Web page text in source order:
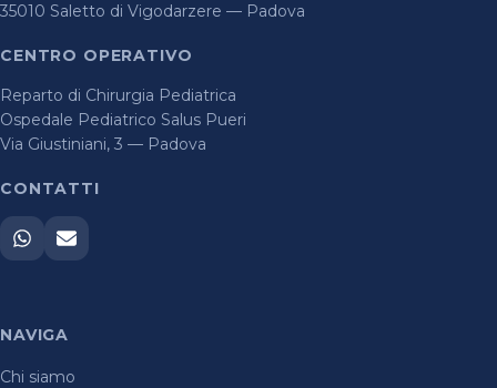
35010 Saletto di Vigodarzere — Padova
CENTRO OPERATIVO
Reparto di Chirurgia Pediatrica
Ospedale Pediatrico Salus Pueri
Via Giustiniani, 3 — Padova
CONTATTI
NAVIGA
Chi siamo